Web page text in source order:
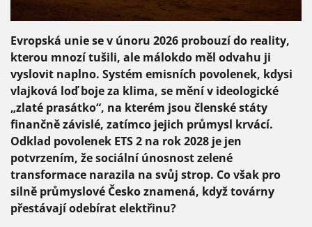
Evropská unie se v únoru 2026 probouzí do reality,
kterou mnozí tušili, ale málokdo měl odvahu ji
vyslovit naplno. Systém emisních povolenek, kdysi
vlajková loď boje za klima, se mění v ideologické
„zlaté prasátko“, na kterém jsou členské státy
finančně závislé, zatímco jejich průmysl krvácí.
Odklad povolenek ETS 2 na rok 2028 je jen
potvrzením, že sociální únosnost zelené
transformace narazila na svůj strop. Co však pro
silně průmyslové Česko znamená, když továrny
přestávají odebírat elektřinu?